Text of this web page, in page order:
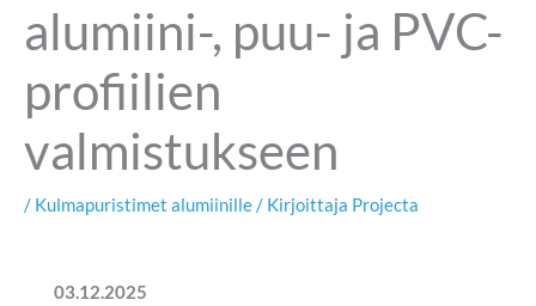
alumiini-, puu- ja PVC-
profiilien
valmistukseen
/ Kulmapuristimet alumiinille/ Kirjoittaja Projecta
03.12.2025